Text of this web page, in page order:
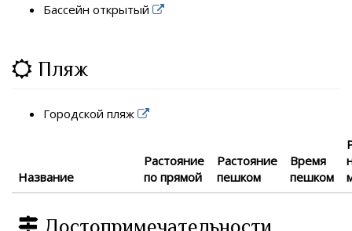
Бассейн открытый
Пляж
Городской пляж
Название
Растояние
по прямой
Растояние
пешком
Время
пешком